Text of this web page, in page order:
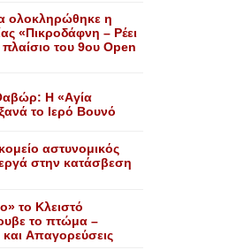
ολοκληρώθηκε η
«Πικροδάφνη – Ρέει
του 9ου Open
H «Aγία
το Iερό Bουνό
αστυνομικός
στην κατάσβεση
το Kλειστό
το πτώμα –
Aπαγορεύσεις